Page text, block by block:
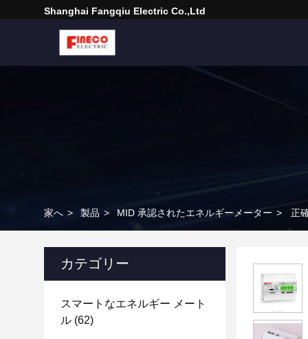
Shanghai Fangqiu Electric Co.,ltd
家へ > 製品 > MID 承認されたエネルギーメーター > 正
カテゴリー
スマートなエネルギー メート
ル (62)